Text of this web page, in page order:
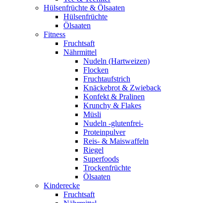
Hülsenfrüchte & Ölsaaten
Hülsenfrüchte
Ölsaaten
Fitness
Fruchtsaft
Nährmittel
Nudeln (Hartweizen)
Flocken
Fruchtaufstrich
Knäckebrot & Zwieback
Konfekt & Pralinen
Krunchy & Flakes
Müsli
Nudeln -glutenfrei-
Proteinpulver
Reis- & Maiswaffeln
Riegel
Superfoods
Trockenfrüchte
Ölsaaten
Kinderecke
Fruchtsaft